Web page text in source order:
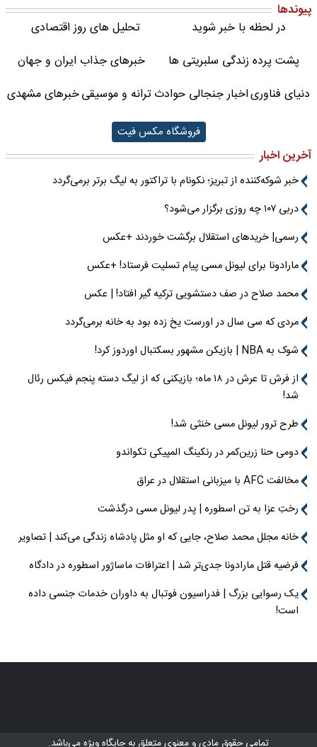
پیوندها
در لحظه با خبر شوید
تحلیل های روز اقتصادی
پشت پرده زندگی سلبریتی ها
خبرهای جذاب ایران و جهان
دنیای فناوریاخبار جنجالی حوادثترانه و موسیقیخبرهای مشهدی
فروشگاه مکس فیت
آخرین اخبار
خبر شوکه‌کننده از تبریز؛ نکونام با تراکتور به لیگ برتر برمی‌گردد
دربی ۱۰۷ چه روزی برگزار می‌شود؟
رسمی| خریدهای استقلال برگشت خوردند +عکس
مارادونا برای لیونل مسی پیام تسلیت فرستاد! +عکس
محمد صلاح در صف دستشویی ترکیه گیر افتاد! | عکس
مردی که سی سال در اورست یخ زده بود به خانه برمی‌گردد
شوک به NBA | بازیکن مشهور بسکتبال اوردوز کرد!
از فرش تا عرش در ۱۸ ماه؛ بازیکنی که از لیگ دسته پنجم فیکس رئال
شد!
طرح ترور لیونل مسی خنثی شد!
دومی حنا زرین‌کمر در رنکینگ المپیکی تکواندو
مخالفت AFC با میزبانی استقلال در عراق
رختِ عزا به تن اسطوره | پدر لیونل مسی درگذشت
خانه مجلل محمد صلاح، جایی که او مثل پادشاه زندگی می‌کند | تصاویر
فرضیه قتل مارادونا جدی‌تر شد | اعترافات ماساژور اسطوره در دادگاه
یک رسوایی بزرگ | فدراسیون فوتبال به داوران خدمات جنسی داده
است!
تمامی حقوق مادی و معنوی متعلق بهجایگاه ویژهمی‌باشد.